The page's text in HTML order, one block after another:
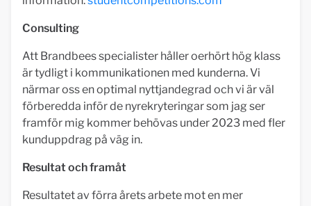
Consulting
Att Brandbees specialister håller oerhört hög klass
är tydligt i kommunikationen med kunderna. Vi
närmar oss en optimal nyttjandegrad och vi är väl
förberedda inför de nyrekryteringar som jag ser
framför mig kommer behövas under 2023 med fler
kunduppdrag på väg in.
Resultat och framåt
Resultatet av förra årets arbete mot en mer